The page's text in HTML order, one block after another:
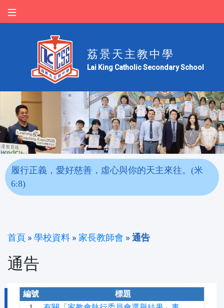
荔景天主教中學
Lai King Catholic Secondary School
履行正義，愛好慈善，虛心與你的天主來往。(米
6:8)
首頁 » 學校資料 » 家長教師會 » 通告
通告
編號
標題